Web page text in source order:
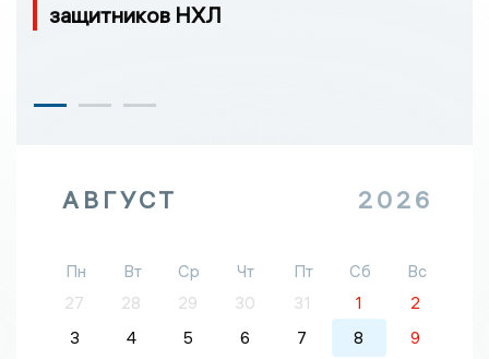
защитников НХЛ
АВГУСТ 2026
Пн Вт Ср Чт Пт Сб
Вс
27
28 29 30 31 1
2
3
4 5 6 7 8
9